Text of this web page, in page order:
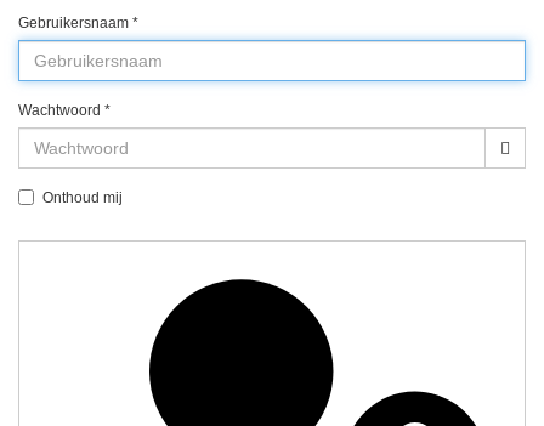
Gebruikersnaam *
Wachtwoord *
Onthoud mij